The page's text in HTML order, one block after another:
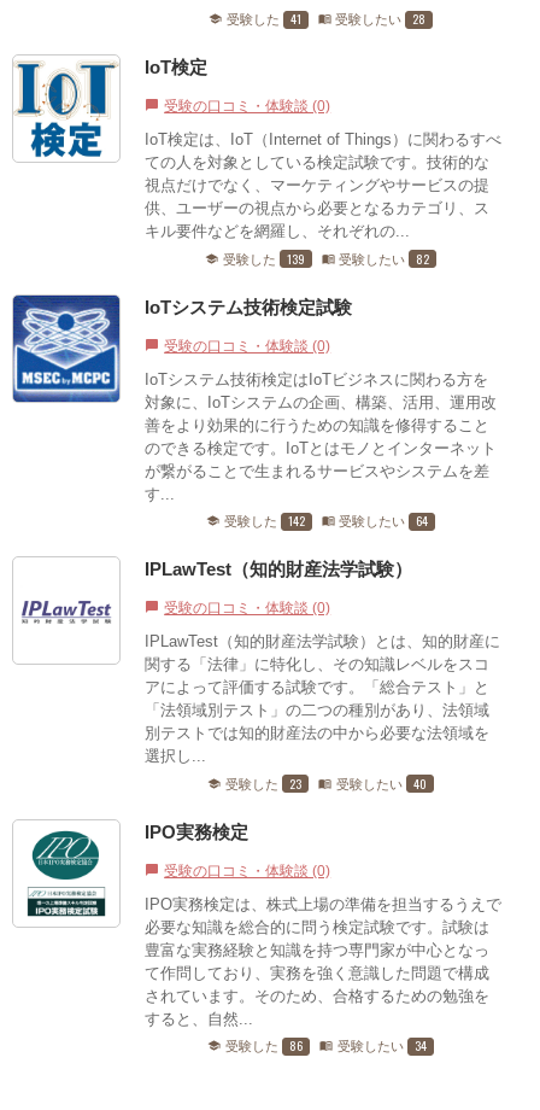
school 受験した 41 menu_book 受験したい 28
IoT検定
chat_bubble 受験の口コミ・体験談 (0)
IoT検定は、IoT（Internet of Things）に関わるすべ
ての人を対象としている検定試験です。技術的な
視点だけでなく、マーケティングやサービスの提
供、ユーザーの視点から必要となるカテゴリ、ス
キル要件などを網羅し、それぞれの...
school 受験した 139 menu_book 受験したい 82
IoTシステム技術検定試験
chat_bubble 受験の口コミ・体験談 (0)
IoTシステム技術検定はIoTビジネスに関わる方を
対象に、IoTシステムの企画、構築、活用、運用改
善をより効果的に行うための知識を修得すること
のできる検定です。IoTとはモノとインターネット
が繋がることで生まれるサービスやシステムを差
す...
school 受験した 142 menu_book 受験したい 64
IPLawTest（知的財産法学試験）
chat_bubble 受験の口コミ・体験談 (0)
IPLawTest（知的財産法学試験）とは、知的財産に
関する「法律」に特化し、その知識レベルをスコ
アによって評価する試験です。「総合テスト」と
「法領域別テスト」の二つの種別があり、法領域
別テストでは知的財産法の中から必要な法領域を
選択し...
school 受験した 23 menu_book 受験したい 40
IPO実務検定
chat_bubble 受験の口コミ・体験談 (0)
IPO実務検定は、株式上場の準備を担当するうえで
必要な知識を総合的に問う検定試験です。試験は
豊富な実務経験と知識を持つ専門家が中心となっ
て作問しており、実務を強く意識した問題で構成
されています。そのため、合格するための勉強を
すると、自然...
school 受験した 86 menu_book 受験したい 34